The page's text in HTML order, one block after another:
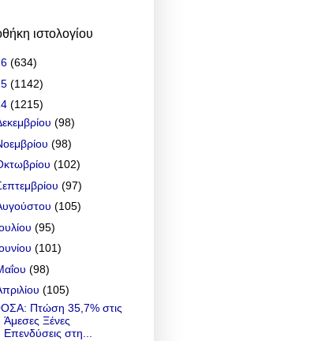
ιστολογίου
(634)
(1142)
(1215)
(98)
(98)
(102)
(97)
(105)
(95)
(101)
(98)
(105)
Πτώση 35,7% στις
Άμεσες Ξένες
Επενδύσεις στη...